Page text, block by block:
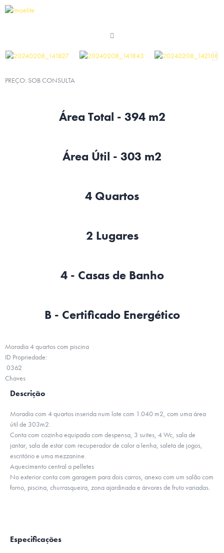
PREÇO: SOB CONSULTA
Área Total - 394 m2
Área Útil - 303 m2
4 Quartos
2 Lugares
4 - Casas de Banho
B - Certificado Energético
Moradia 4 quartos com piscina
ID Propriedade:
0362
Chaves
Descrição
Moradia com 4 quartos inserida num lote com 1.040 m2, com uma área
útil de 303m2.
Conta com cozinha equipada com despensa, 3 suites, 4 Wc, sala de
jantar, sala de estar com recuperador de calor a lenha, saleta de jogos,
escritório e uma mezzanine.
Aquecimento central a pelletes
No exterior conta com garagem para dois carros, anexo com um salão com
forno, piscina, churrasqueira, zona ajardinada e árvores de fruto variadas.
Especificações